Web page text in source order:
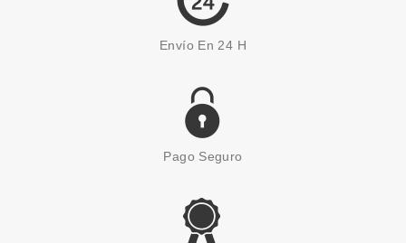
Envío En 24 H
Pago Seguro